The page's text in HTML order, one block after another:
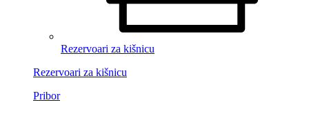
Rezervoari za kišnicu
Rezervoari za kišnicu
Pribor